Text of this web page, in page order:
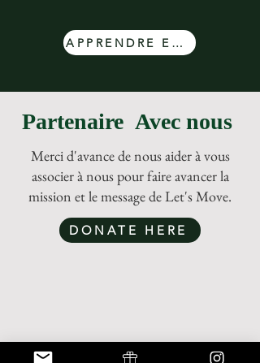
APPRENDRE ENCORE PLUS
Partenaire Avec nous
Merci d'avance de nous aider à vous
associer à nous pour faire avancer la
mission et le message de Let's Move.
DONATE HERE